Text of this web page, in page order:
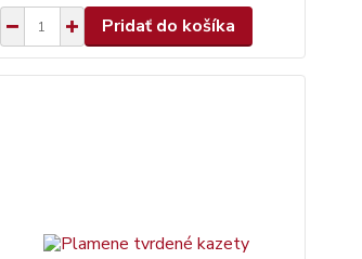
Pridať do košíka